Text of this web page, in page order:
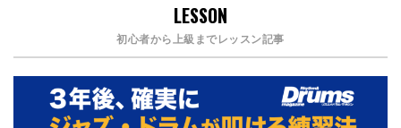
LESSON
初心者から上級までレッスン記事